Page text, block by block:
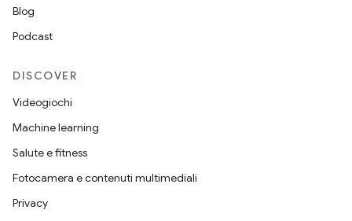
Blog
Podcast
DISCOVER
Videogiochi
Machine learning
Salute e fitness
Fotocamera e contenuti multimediali
Privacy